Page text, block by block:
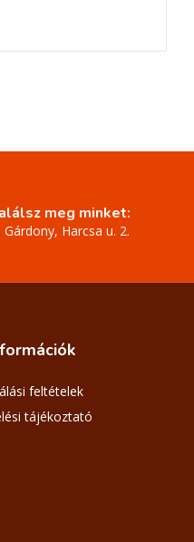
meg minket:
Gárdony, Harcsa u. 2.
feltételek
tájékoztató